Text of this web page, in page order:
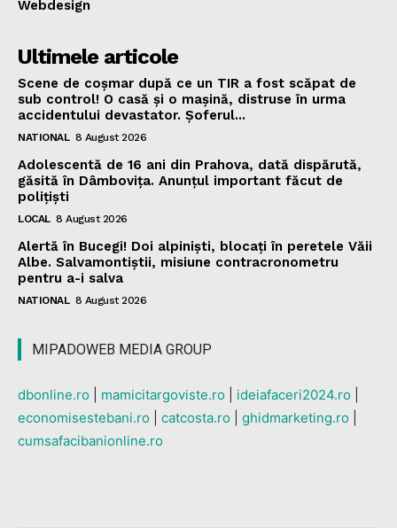
Webdesign
Ultimele articole
Scene de coșmar după ce un TIR a fost scăpat de
sub control! O casă și o mașină, distruse în urma
accidentului devastator. Șoferul...
NATIONAL 8 August 2026
Adolescentă de 16 ani din Prahova, dată dispărută,
găsită în Dâmbovița. Anunțul important făcut de
polițiști
LOCAL 8 August 2026
Alertă în Bucegi! Doi alpiniști, blocați în peretele Văii
Albe. Salvamontiștii, misiune contracronometru
pentru a-i salva
NATIONAL 8 August 2026
MIPADOWEB MEDIA GROUP
dbonline.ro mamicitargoviste.ro ideiafaceri2024.ro
economisestebani.ro
catcosta.ro ghidmarketing.ro
cumsafacibanionline.ro